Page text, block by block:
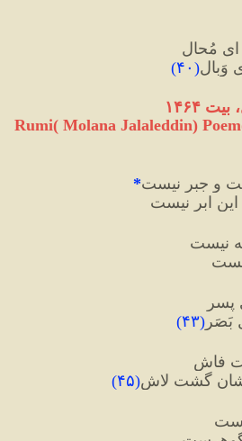
ای مُحال
وَبال( ۴۰)
۱۴۶۴
Rumi( Molana Jalaleddin)
و جبر نیست*
ابر نیست
نیست
پسر
بَصَر (۴۳)
فاش
گشت لاش(۴۵)